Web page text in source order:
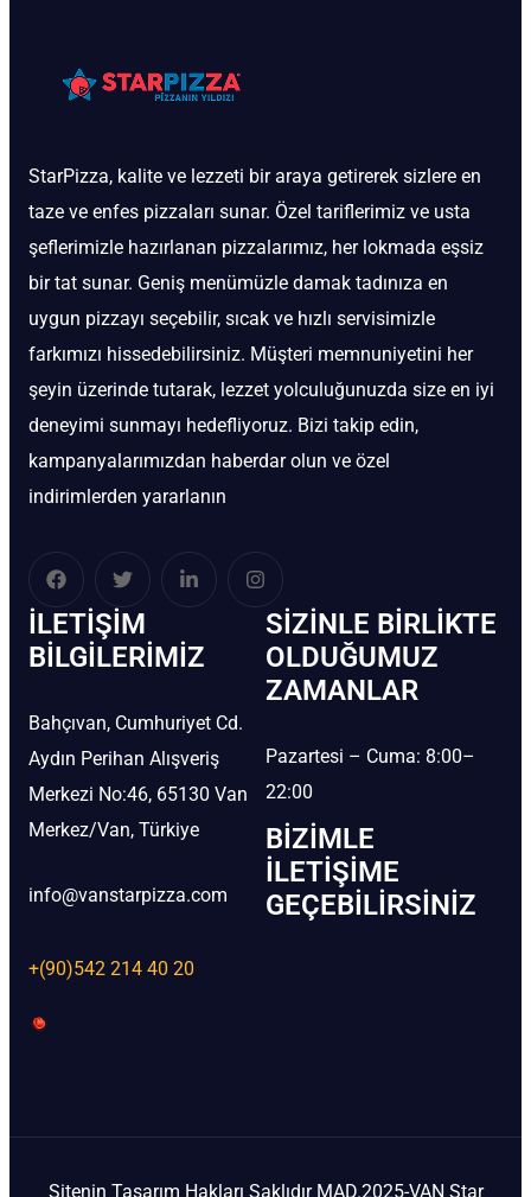
StarPizza, kalite ve lezzeti bir araya getirerek sizlere en
taze ve enfes pizzaları sunar. Özel tariflerimiz ve usta
şeflerimizle hazırlanan pizzalarımız, her lokmada eşsiz
bir tat sunar. Geniş menümüzle damak tadınıza en
uygun pizzayı seçebilir, sıcak ve hızlı servisimizle
farkımızı hissedebilirsiniz. Müşteri memnuniyetini her
şeyin üzerinde tutarak, lezzet yolculuğunuzda size en iyi
deneyimi sunmayı hedefliyoruz. Bizi takip edin,
kampanyalarımızdan haberdar olun ve özel
indirimlerden yararlanın
İLETIŞIM
BİLGILERIMIZ
Bahçıvan, Cumhuriyet Cd.
Aydın Perihan Alışveriş
Merkezi No:46, 65130 Van
Merkez/Van, Türkiye
info@vanstarpizza.com
+(90)542 214 40 20
SIZINLE BIRLIKTE
OLDUĞUMUZ
ZAMANLAR
Pazartesi – Cuma: 8:00–
22:00
BIZIMLE
İLETIŞIME
GEÇEBILIRSINIZ
Sitenin Tasarım Hakları Saklıdır MAD.2025-VAN Star